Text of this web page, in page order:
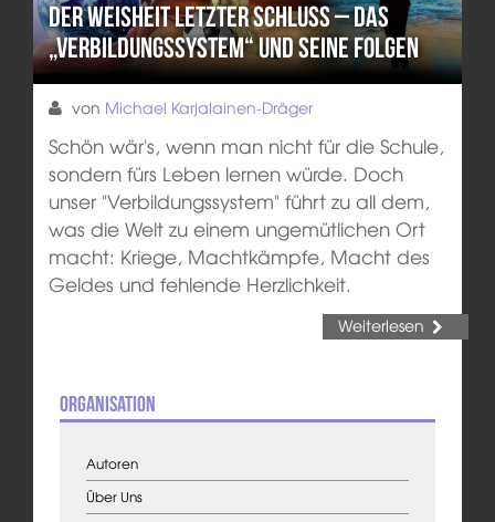
Der Weisheit letzter Schluss – Das
„Verbildungssystem“ und seine Folgen
von Michael Karjalainen-Dräger
Schön wär's, wenn man nicht für die Schule,
sondern fürs Leben lernen würde. Doch
unser "Verbildungssystem" führt zu all dem,
was die Welt zu einem ungemütlichen Ort
macht: Kriege, Machtkämpfe, Macht des
Geldes und fehlende Herzlichkeit.
Weiterlesen
Organisation
Autoren
Über Uns